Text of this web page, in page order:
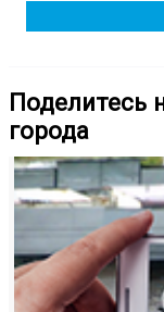
Поделитесь
города